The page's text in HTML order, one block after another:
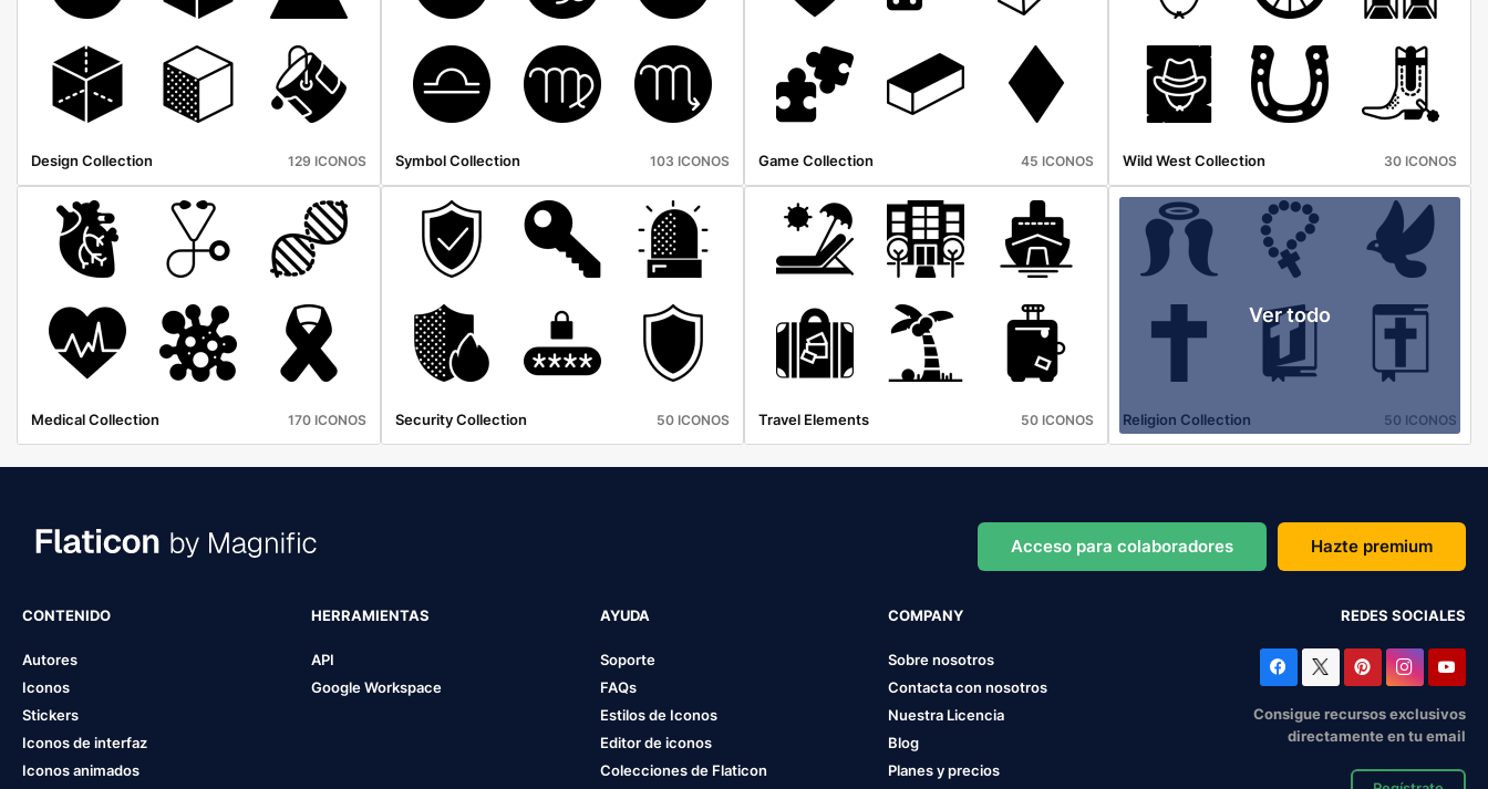
Design Collection 129 ICONOS Symbol Collection 103 ICONOS Game Collection 45 ICONOS Wild West Collection 30 ICONOS
Medical Collection 170 ICONOS Security Collection 50 ICONOS Travel Elements 50 ICONOS
Ver todo
Religion Collection 50 ICONOS
Acceso para colaboradores Hazte premium
CONTENIDO
Autores
Iconos
Stickers
Iconos de interfaz
Iconos animados
HERRAMIENTAS
API
Google Workspace
AYUDA
Soporte
FAQs
Estilos de Iconos
Editor de iconos
Colecciones de Flaticon
COMPANY
Sobre nosotros
Contacta con nosotros
Nuestra Licencia
Blog
Planes y precios
REDES SOCIALES
Consigue recursos exclusivos
directamente en tu email